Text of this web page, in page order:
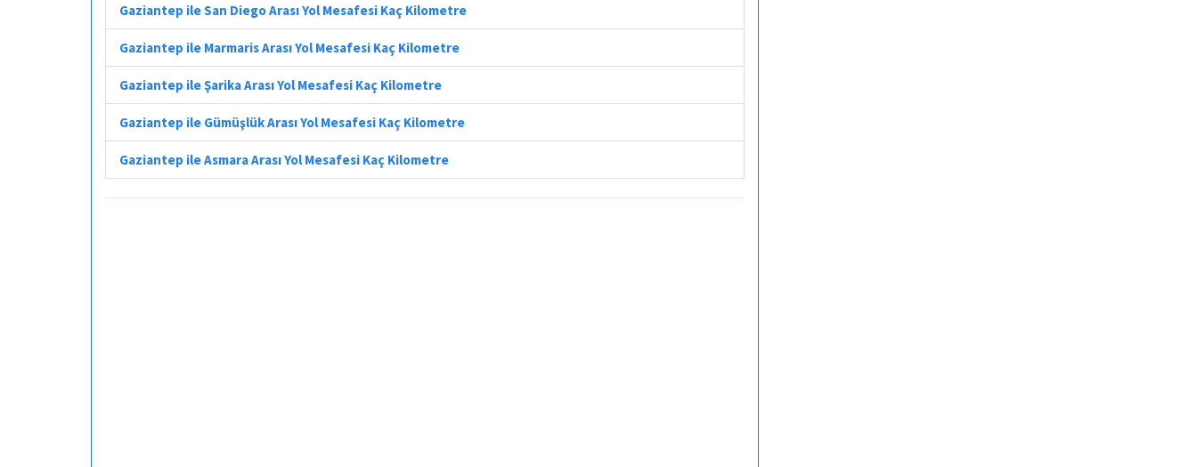
Gaziantep ile San Diego Arası Yol Mesafesi Kaç Kilometre
Gaziantep ile Marmaris Arası Yol Mesafesi Kaç Kilometre
Gaziantep ile Şarika Arası Yol Mesafesi Kaç Kilometre
Gaziantep ile Gümüşlük Arası Yol Mesafesi Kaç Kilometre
Gaziantep ile Asmara Arası Yol Mesafesi Kaç Kilometre